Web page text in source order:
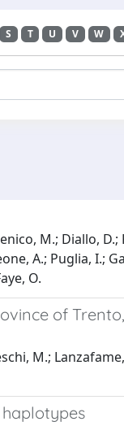
S T U V W
M.; Diallo, D.;
A.; Puglia, I.;
O.
of
M.;